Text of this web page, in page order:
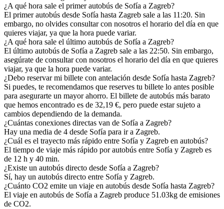
¿A qué hora sale el primer autobús de Sofía a Zagreb?
El primer autobús desde Sofía hasta Zagreb sale a las 11:20. Sin
embargo, no olvides consultar con nosotros el horario del día en que
quieres viajar, ya que la hora puede variar.
¿A qué hora sale el último autobús de Sofía a Zagreb?
El último autobús de Sofía a Zagreb sale a las 22:50. Sin embargo,
asegúrate de consultar con nosotros el horario del día en que quieres
viajar, ya que la hora puede variar.
¿Debo reservar mi billete con antelación desde Sofía hasta Zagreb?
Si puedes, te recomendamos que reserves tu billete lo antes posible
para asegurarte un mayor ahorro. El billete de autobús más barato
que hemos encontrado es de 32,19 €, pero puede estar sujeto a
cambios dependiendo de la demanda.
¿Cuántas conexiones directas van de Sofía a Zagreb?
Hay una media de 4 desde Sofía para ir a Zagreb.
¿Cuál es el trayecto más rápido entre Sofía y Zagreb en autobús?
El tiempo de viaje más rápido por autobús entre Sofía y Zagreb es
de 12 h y 40 min.
¿Existe un autobús directo desde Sofía a Zagreb?
Sí, hay un autobús directo entre Sofía y Zagreb.
¿Cuánto CO2 emite un viaje en autobús desde Sofía hasta Zagreb?
El viaje en autobús de Sofía a Zagreb produce 51.03kg de emisiones
de CO2.